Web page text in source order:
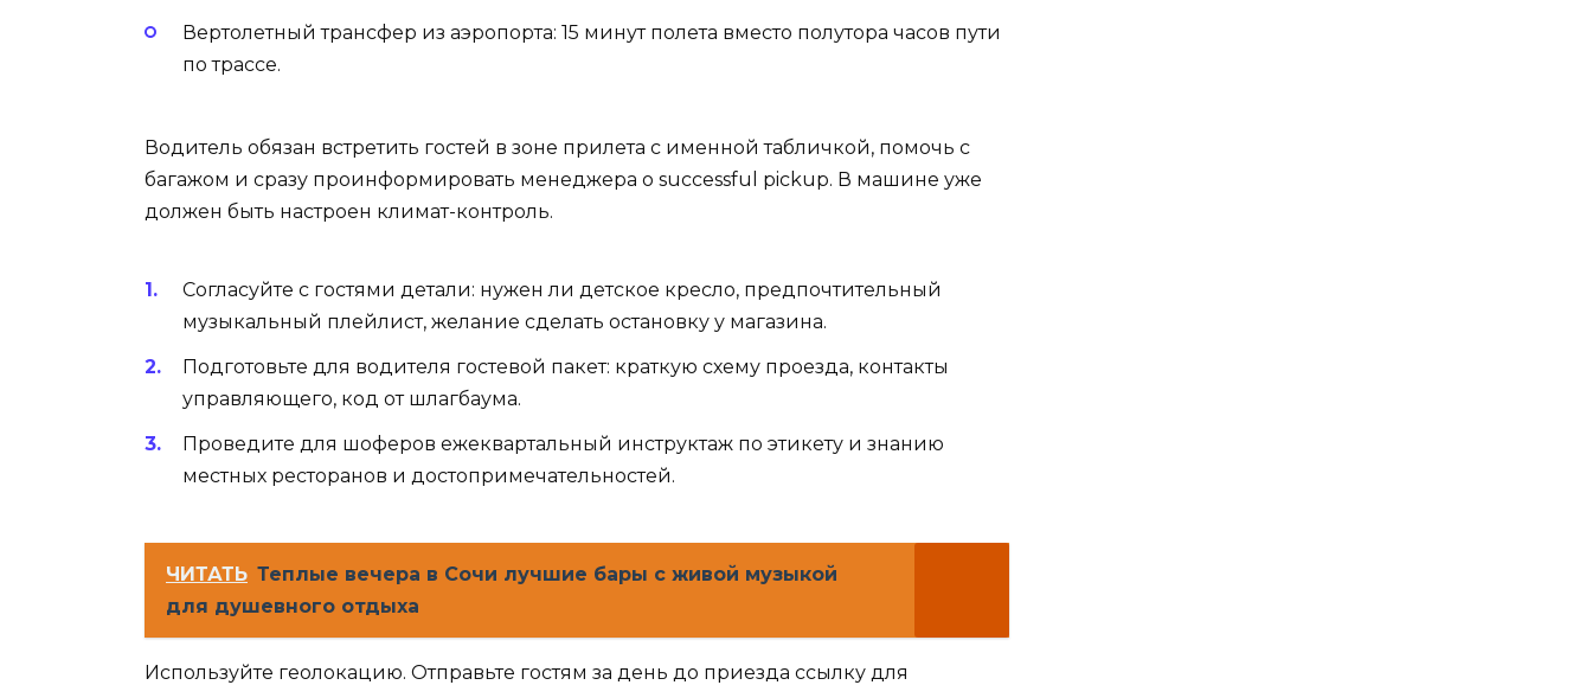
Вертолетный трансфер из аэропорта: 15 минут полета вместо полутора часов пути
по трассе.
Водитель обязан встретить гостей в зоне прилета с именной табличкой, помочь с
багажом и сразу проинформировать менеджера о successful pickup. В машине уже
должен быть настроен климат-контроль.
Согласуйте с гостями детали: нужен ли детское кресло, предпочтительный
музыкальный плейлист, желание сделать остановку у магазина.
Подготовьте для водителя гостевой пакет: краткую схему проезда, контакты
управляющего, код от шлагбаума.
Проведите для шоферов ежеквартальный инструктаж по этикету и знанию
местных ресторанов и достопримечательностей.
ЧИТАТЬ Теплые вечера в Сочи лучшие бары с живой музыкой
для душевного отдыха
Используйте геолокацию. Отправьте гостям за день до приезда ссылку для